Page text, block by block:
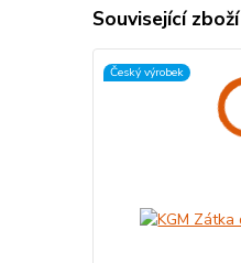
Související zboží
Český výrobek